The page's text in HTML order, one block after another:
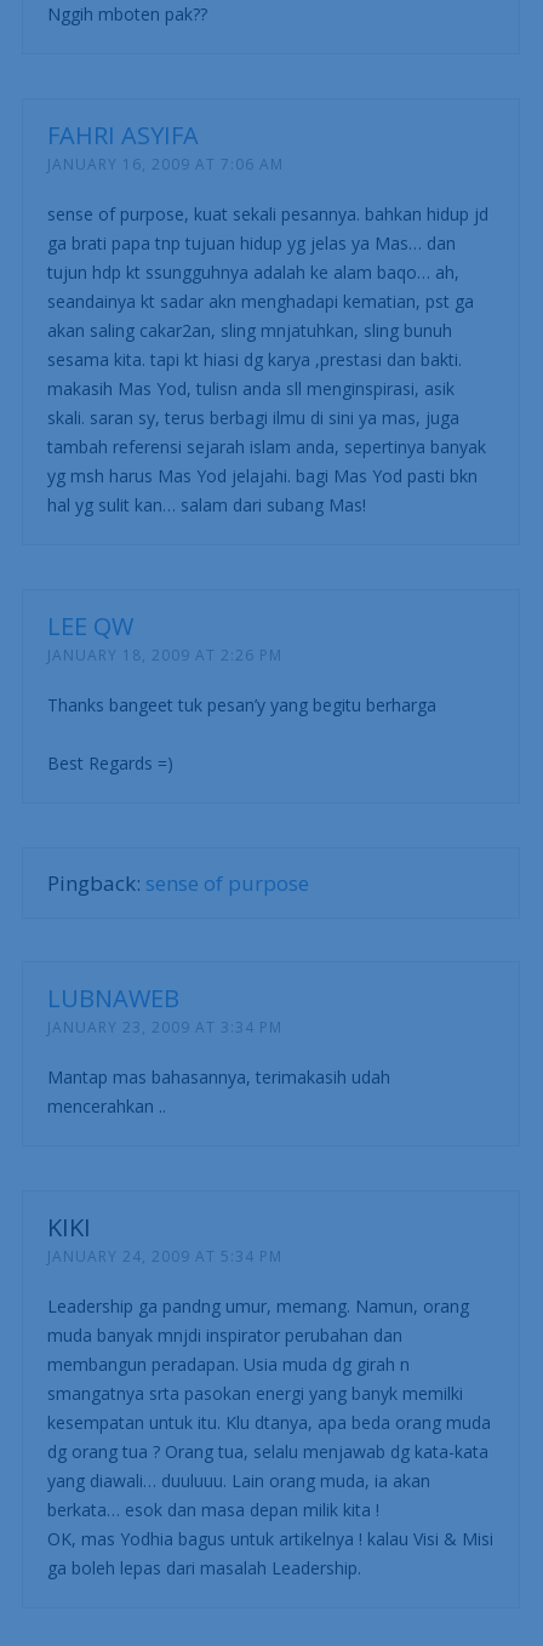
Nggih mboten pak??
FAHRI ASYIFA
JANUARY 16, 2009 AT 7:06 AM
sense of purpose, kuat sekali pesannya. bahkan hidup jd
ga brati papa tnp tujuan hidup yg jelas ya Mas… dan
tujun hdp kt ssungguhnya adalah ke alam baqo… ah,
seandainya kt sadar akn menghadapi kematian, pst ga
akan saling cakar2an, sling mnjatuhkan, sling bunuh
sesama kita. tapi kt hiasi dg karya ,prestasi dan bakti.
makasih Mas Yod, tulisn anda sll menginspirasi, asik
skali. saran sy, terus berbagi ilmu di sini ya mas, juga
tambah referensi sejarah islam anda, sepertinya banyak
yg msh harus Mas Yod jelajahi. bagi Mas Yod pasti bkn
hal yg sulit kan… salam dari subang Mas!
LEE QW
JANUARY 18, 2009 AT 2:26 PM
Thanks bangeet tuk pesan’y yang begitu berharga
Best Regards =)
Pingback: sense of purpose
LUBNAWEB
JANUARY 23, 2009 AT 3:34 PM
Mantap mas bahasannya, terimakasih udah
mencerahkan ..
KIKI
JANUARY 24, 2009 AT 5:34 PM
Leadership ga pandng umur, memang. Namun, orang
muda banyak mnjdi inspirator perubahan dan
membangun peradapan. Usia muda dg girah n
smangatnya srta pasokan energi yang banyk memilki
kesempatan untuk itu. Klu dtanya, apa beda orang muda
dg orang tua ? Orang tua, selalu menjawab dg kata-kata
yang diawali… duuluuu. Lain orang muda, ia akan
berkata… esok dan masa depan milik kita !
OK, mas Yodhia bagus untuk artikelnya ! kalau Visi & Misi
ga boleh lepas dari masalah Leadership.